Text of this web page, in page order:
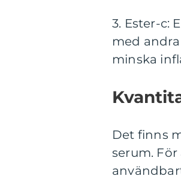
3. Ester-c:
med
minska
Det finns
serum.